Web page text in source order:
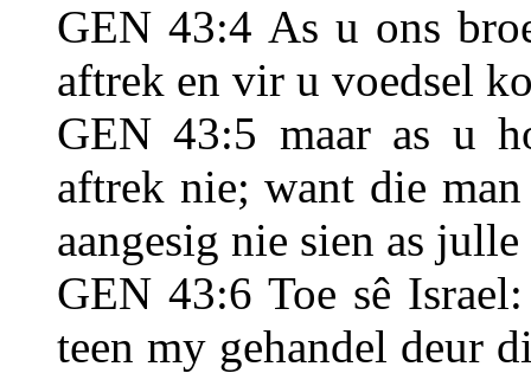
GEN 43:4 As u ons
aftrek en vir u voedsel
GEN 43:5 maar as u
aftrek nie; want die
aangesig nie sien as
GEN 43:6 Toe sê
teen my gehandel deur